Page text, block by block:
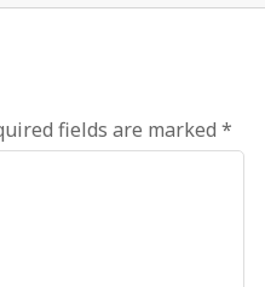
fields are marked *